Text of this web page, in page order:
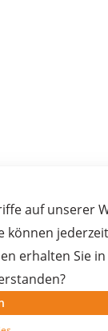
auf unserer
können jederzeit
erhalten Sie